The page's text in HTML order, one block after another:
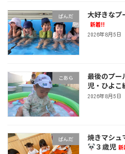
ぱんだ 大好きなプ
新着!!
2026年8月5日
こあら 最後のプー
児・ひよこ
2026年8月5日
ぱんだ 焼きマシュ
３歳児